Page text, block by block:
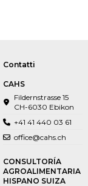
Contatti
CAHS
Fildernstrasse 15
CH-6030 Ebikon
+41 41 440 03 61
office@cahs.ch
CONSULTORÍA
AGROALIMENTARIA
HISPANO SUIZA